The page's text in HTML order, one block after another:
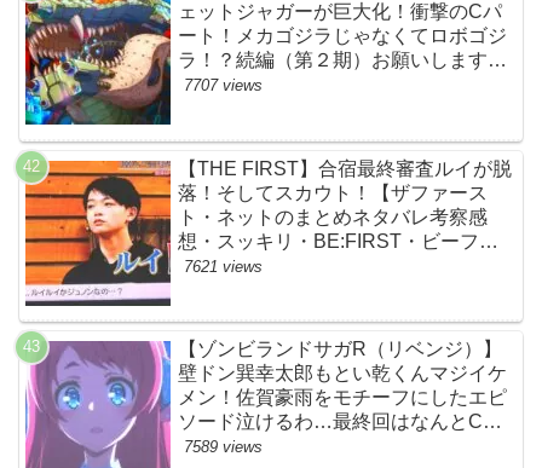
ェットジャガーが巨大化！衝撃のCパ
ート！メカゴジラじゃなくてロボゴジ
ラ！？続編（第２期）お願いします！
【ネットの考察ネタバレ感想まとめ・
7707 views
【THE FIRST】合宿最終審査ルイが脱
落！そしてスカウト！【ザファース
ト・ネットのまとめネタバレ考察感
想・スッキリ・BE:FIRST・ビーファ
ースト】
7621 views
【ゾンビランドサガR（リベンジ）】
壁ドン巽幸太郎もとい乾くんマジイケ
メン！佐賀豪雨をモチーフにしたエピ
ソード泣けるわ…最終回はなんとCM
なし27分ノンストップ放送！すごすぎ
7589 views